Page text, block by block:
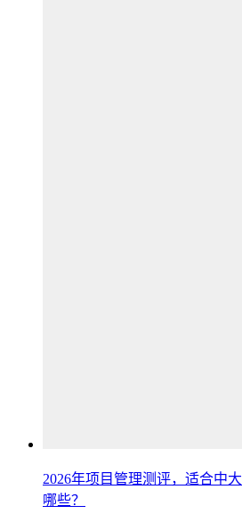
2026年项目管理测评，适合中
哪些？